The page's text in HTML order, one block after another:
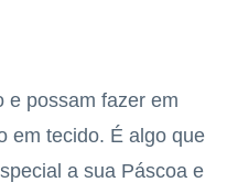
e possam fazer em
em tecido. É algo que
a sua Páscoa e